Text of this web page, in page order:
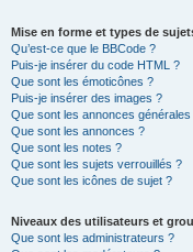
Mise en forme et types de
Qu’est-ce que le BBCode ?
Puis-je insérer du code HTML ?
Que sont les émoticônes ?
Puis-je insérer des images ?
Que sont les annonces générales
Que sont les annonces ?
Que sont les notes ?
Que sont les sujets verrouillés ?
Que sont les icônes de sujet ?
Niveaux des utilisateurs et
Que sont les administrateurs ?